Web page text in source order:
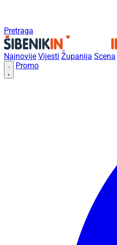
Pretraga
Najnovije Vijesti Županija Scena
Promo